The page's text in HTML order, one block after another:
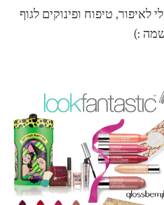
טיפוח ופינוקים לגוף
:)